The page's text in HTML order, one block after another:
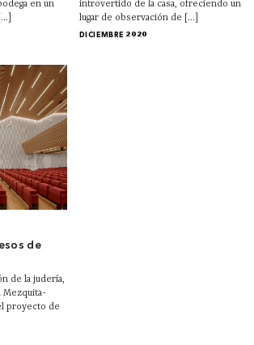
en un
introvertido de la casa, ofreciendo un
lugar de observación de [...]
DICIEMBRE 2020
de
de la judería,
Mezquita-
proyecto de